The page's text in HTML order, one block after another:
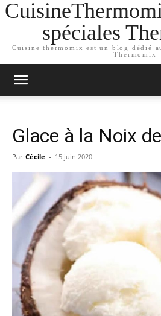
spéciales
Cuisine thermomix est un blog dédié
Thermomix
Glace à la Noix
Par Cécile - 15 juin 2020